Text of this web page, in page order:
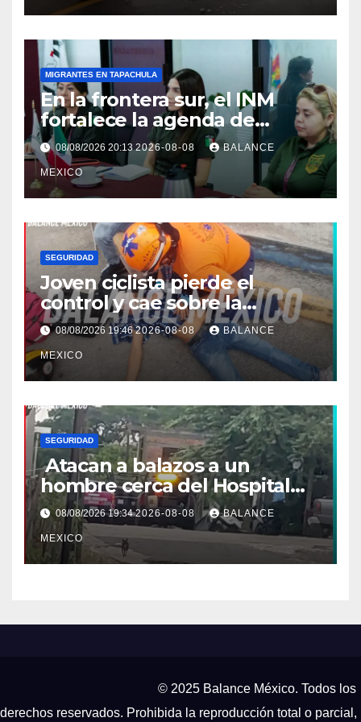
MIGRANTES EN TAPACHULA
En la frontera sur, el INM
fortalece la agenda de
trabajo conjunta con el
Consulado de Guatemala.
08/08/2026 20:132026-08-08 BALANCE
MEXICO
SEGURIDAD
Joven ciclista pierde el
control y cae sobre la
banqueta en Tapachula
08/08/2026 19:462026-08-08 BALANCE
MEXICO
SEGURIDAD
Atacan a balazos a un
hombre cerca del Hospital
General de Huixtla
08/08/2026 19:342026-08-08 BALANCE
MEXICO
© 2025 Balance México. Todos los
derechos reservados. Prohibida la reproducción total o parcial,